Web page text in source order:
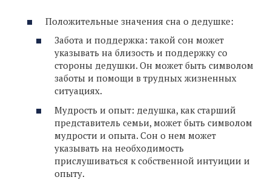
Положительные значения сна о дедушке:
Забота и поддержка: такой сон может
указывать на близость и поддержку со
стороны дедушки. Он может быть символом
заботы и помощи в трудных жизненных
ситуациях.
Мудрость и опыт: дедушка, как старший
представитель семьи, может быть символом
мудрости и опыта. Сон о нем может
указывать на необходимость
прислушиваться к собственной интуиции и
опыту.